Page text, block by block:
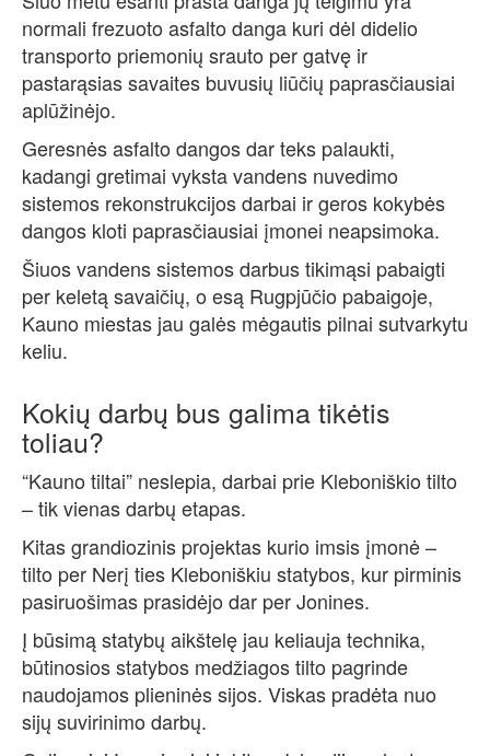
normali frezuoto asfalto danga kuri dėl didelio
transporto priemonių srauto per gatvę ir
pastarąsias savaites buvusių liūčių paprasčiausiai
aplūžinėjo.
Geresnės asfalto dangos dar teks palaukti,
kadangi gretimai vyksta vandens nuvedimo
sistemos rekonstrukcijos darbai ir geros kokybės
dangos kloti paprasčiausiai įmonei neapsimoka.
Šiuos vandens sistemos darbus tikimąsi pabaigti
per keletą savaičių, o esą Rugpjūčio pabaigoje,
Kauno miestas jau galės mėgautis pilnai sutvarkytu
keliu.
Kokių darbų bus galima tikėtis
toliau?
“Kauno tiltai” neslepia, darbai prie Kleboniškio tilto
– tik vienas darbų etapas.
Kitas grandiozinis projektas kurio imsis įmonė –
tilto per Nerį ties Kleboniškiu statybos, kur pirminis
pasiruošimas prasidėjo dar per Jonines.
Į būsimą statybų aikštelę jau keliauja technika,
būtinosios statybos medžiagos tilto pagrinde
naudojamos plieninės sijos. Viskas pradėta nuo
sijų suvirinimo darbų.